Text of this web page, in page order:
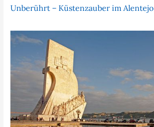
Unberührt – Küstenzauber im Alentejo